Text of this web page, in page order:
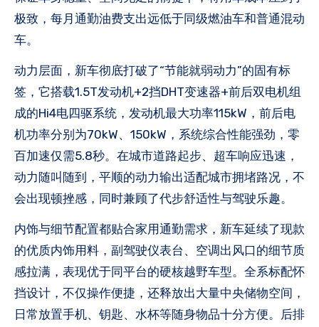
极致，每月通勤油费支出远低于同级燃油车和普通混动
车。
动力层面，新车彻底打破了“节能就弱动力”的固有标
签，它搭载1.5T发动机+2挡DHT变速器+前后双电机组
成的Hi4电四驱系统，发动机最大功率115kW，前后电
机功率分别为70kW、150kW，系统综合性能强劲，零
百加速仅需5.8秒。在城市道路起步、超车响应迅速，
动力随叫随到，平顺的动力输出适配城市拥堵路况，不
会出现顿挫感，同时兼顾了代步舒适性与驾驶乐趣。
内饰与细节配置都贴合家用通勤需求，新车延续了现款
的优质内饰用料，副驾驶仪表台、空调出风口的细节质
感拉满，表现优于同平台的硬核越野车型。全系标配怀
挡设计，不仅操作便捷，还释放出大量中央储物空间，
日常放置手机、钥匙、水杯等随身物品十分方便。后排